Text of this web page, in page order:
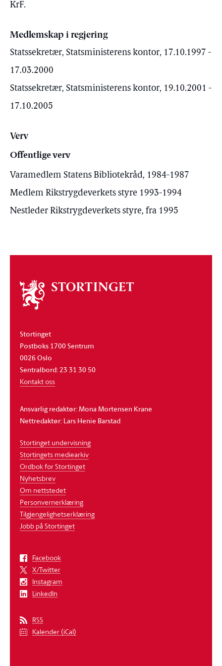
KrF.
Medlemskap i regjering
Statssekretær, Statsministerens kontor, 17.10.1997 -
17.03.2000
Statssekretær, Statsministerens kontor, 19.10.2001 -
17.10.2005
Verv
Offentlige verv
Varamedlem Statens Bibliotekråd, 1984-1987
Medlem Rikstrygdeverkets styre 1993-1994
Nestleder Rikstrygdeverkets styre, fra 1995
Om
stortinget
Stortinget
Postboks 1700 Sentrum
0026 Oslo
Sentralbord: 23 31 30 50
Kontakt oss
Ansvarlig redaktør: Mona Mortensen Krane
Nettredaktør: Lars Henie Barstad
Stortinget undervisning
Stortingets mediearkiv
Ordbok for Stortinget
Nyhetsbrev
Om nettstedet
Personvernerklæring
Tilgjengelighetserklæring
Jobb på Stortinget
Facebook
X/Twitter
Instagram
LinkedIn
RSS
Kalender (iCal)